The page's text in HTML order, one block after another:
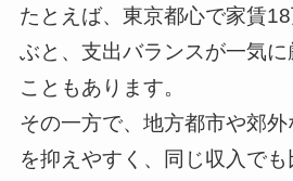
たとえば、東京都心で家賃
ぶと、支出バランスが一気
こともあります。
その一方で、地方都市や郊
を抑えやすく、同じ収入で